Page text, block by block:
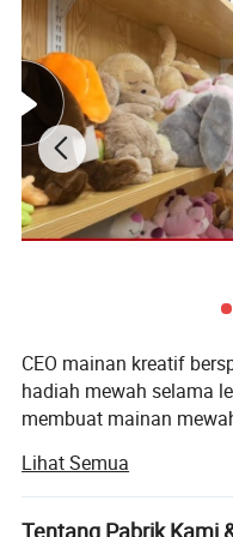
Tim Penjualan
Tim QC
CEO mainan kreatif
hadiah mewah selama
membuat mainan
kami.
Kami menyediakan
Lihat Semua